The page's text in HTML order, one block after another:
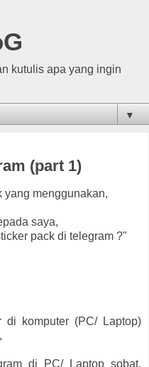
kutulis apa yang ingin
▼
(part 1)
yang menggunakan,
saya,
pack di telegram ?"
di komputer (PC/ Laptop)
di PC/ Laptop sobat,